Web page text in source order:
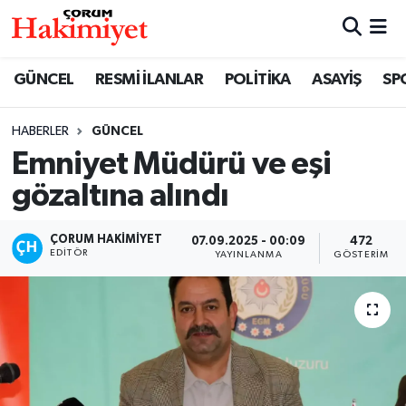
GÜNCEL RESMİ İLANLAR POLİTİKA ASAYİŞ
HABERLER GÜNCEL
Emniyet Müdürü ve eşi
gözaltına alındı
ÇORUM HAKIMIYET
EDITÖR
07.09.2025 - 00:09
YAYINLANMA
472
GÖSTERIM
SAĞLIK
ASAYİŞ
EKONOMİ
Nöbetçi Eczaneler
Çorum Namaz Vakitleri
Trafik Durumu
Süper Lig Puan Durumu ve Fikstür
Son Dakika Haberleri
Haber Arşivi